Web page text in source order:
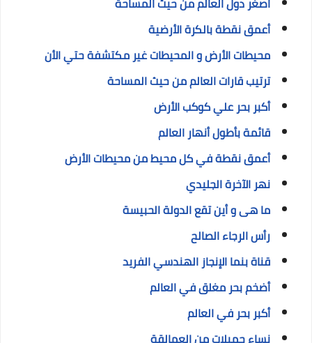
أعمق نقطة بالكرة الأرضية
محيطات الأرض و المحيطات غير مكتشفة حتي الأن
ترتيب قارات العالم من حيث المساحة
أكبر بحر علي كوكب الأرض
قائمة بأطول أنهار العالم
أعمق نقطة في كل محيط من محيطات الأرض
نهر الآخرة الجليدي
ما هى و أين تقع الدولة الحبيسة
رأس الرجاء الصالح
قناة بنما الإنجاز الهندسي الفريد
أضخم بحر مغلق في العالم
أكبر بحر في العالم
نساء جميلات من العمالقة